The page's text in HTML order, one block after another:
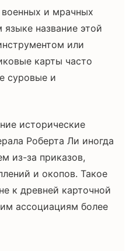
и мрачных
название этой
или
карты часто
суровые и
исторические
Роберта Ли иногда
из-за приказов,
и окопов. Такое
к древней карточной
ассоциациям более